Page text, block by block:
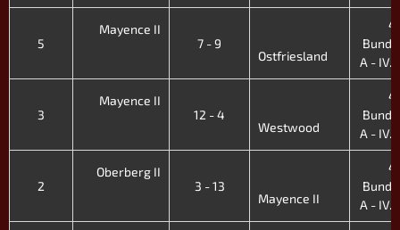
5
Mayence II
7 - 9
Ostfriesland
4.
A - IV.
3
Mayence II
12 - 4
Westwood
4.
A - IV.
2
Oberberg II
3 - 13
Mayence II
4.
A - IV.